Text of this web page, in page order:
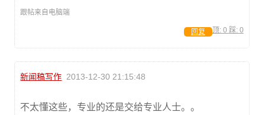
跟帖来自电脑端
顶: 0 踩: 0
回复
新闻稿写作 2013-12-30 21:15:48
不太懂这些，专业的还是交给专业人士。。